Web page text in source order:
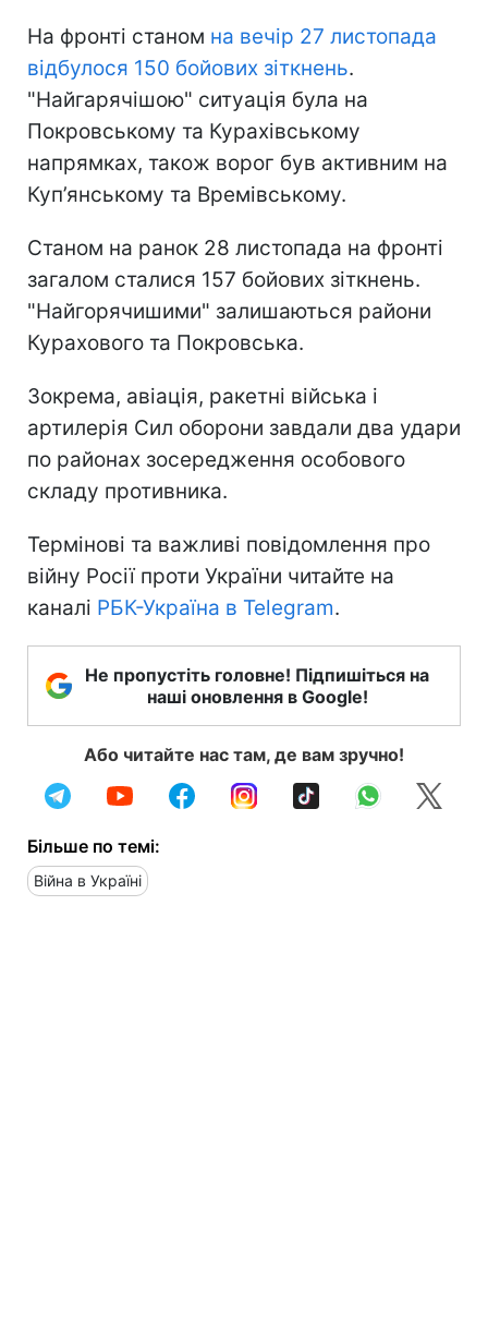
На фронті станом на вечір 27 листопада
відбулося 150 бойових зіткнень.
"Найгарячішою" ситуація була на
Покровському та Курахівському
напрямках, також ворог був активним на
Куп’янському та Времівському.
Станом на ранок 28 листопада на фронті
загалом сталися 157 бойових зіткнень.
"Найгорячишими" залишаються райони
Курахового та Покровська.
Зокрема, авіація, ракетні війська і
артилерія Сил оборони завдали два удари
по районах зосередження особового
складу противника.
Термінові та важливі повідомлення про
війну Росії проти України читайте на
каналі РБК-Україна в Telegram.
Не пропустіть головне! Підпишіться на
наші оновлення в Google!
Або читайте нас там, де вам зручно!
Більше по темі:
Війна в Україні